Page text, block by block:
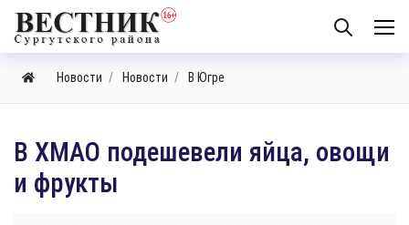
Новости Новости В Югре
В ХМАО подешевели яйца, овощи
и фрукты